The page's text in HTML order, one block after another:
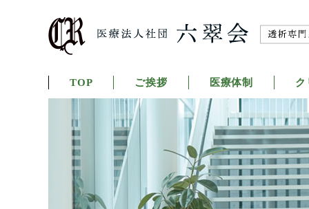
TOP ご挨拶 医療体制 ク
六
第
城
伊